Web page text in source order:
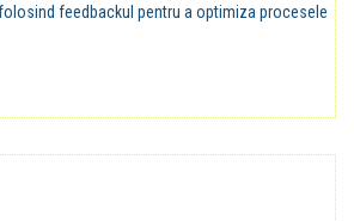
feedbackul pentru a optimiza procesele